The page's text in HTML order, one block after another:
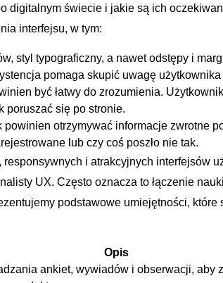
digitalnym świecie i jakie⁢ są ich
interfejsu, w​ tym:
styl typograficzny, a nawet odstępy‍ i‍
pomaga skupić uwagę
być łatwy do zrozumienia.
poruszać się ⁤po stronie.
⁣powinien ​otrzymywać ‍informacje zwrotne
lub⁢ czy coś poszło⁤ nie tak.
i atrakcyjnych interfejsów
UX. Często oznacza to łączenie
podstawowe ⁤umiejętności, ⁣które‍
Opis
ankiet, wywiadów i ⁣obserwacji,⁢ aby